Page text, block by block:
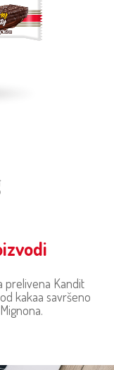
prelivena Kandit
kakaa savršeno